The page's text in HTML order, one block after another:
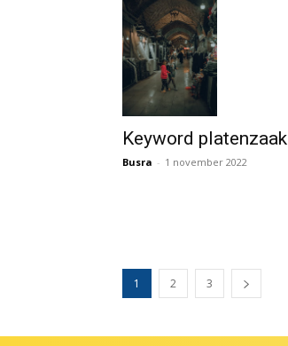
Keyword platenzaak
Busra - 1 november 2022
1 2 3